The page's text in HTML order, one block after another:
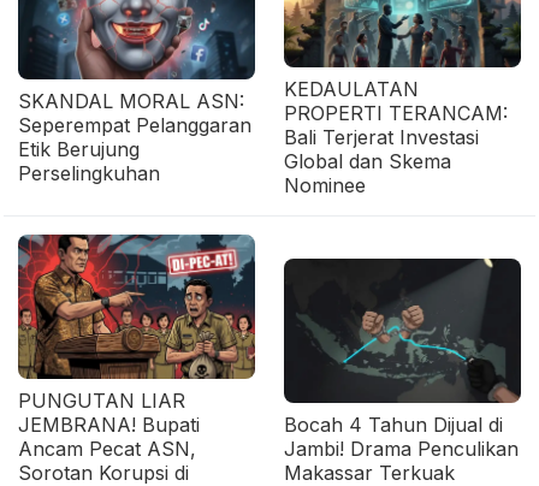
SKANDAL MORAL ASN:
Seperempat Pelanggaran
Etik Berujung
Perselingkuhan
KEDAULATAN
PROPERTI TERANCAM:
Bali Terjerat Investasi
Global dan Skema
Nominee
PUNGUTAN LIAR
JEMBRANA! Bupati
Ancam Pecat ASN,
Sorotan Korupsi di
Bocah 4 Tahun Dijual di
Jambi! Drama Penculikan
Makassar Terkuak